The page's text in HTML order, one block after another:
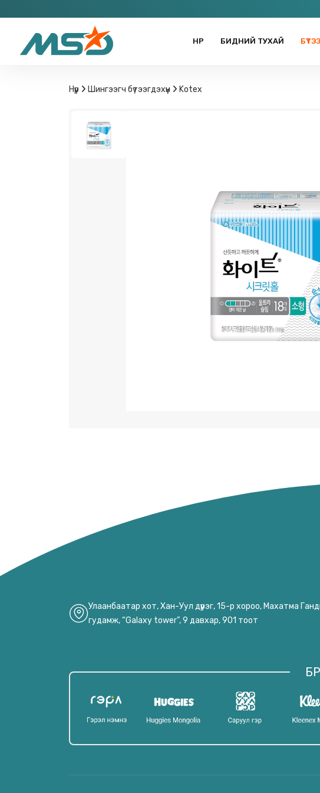
НҮҮР БИДНИЙ ТУХАЙ
Нүүр Шингээгч бүтээгдэхүүн Kotex
Улаанбаатар хот, Хан-Уул дүүрэг, 15-р хороо, Махатма
гудамж, “Galaxy tower”, 9 давхар, 901 тоот